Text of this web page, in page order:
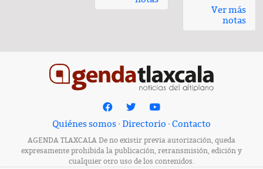
Ver más
notas
Quiénes somos · Directorio · Contacto
AGENDA TLAXCALA De no existir previa autorización, queda
expresamente prohibida la publicación, retransmisión, edición y
cualquier otro uso de los contenidos.